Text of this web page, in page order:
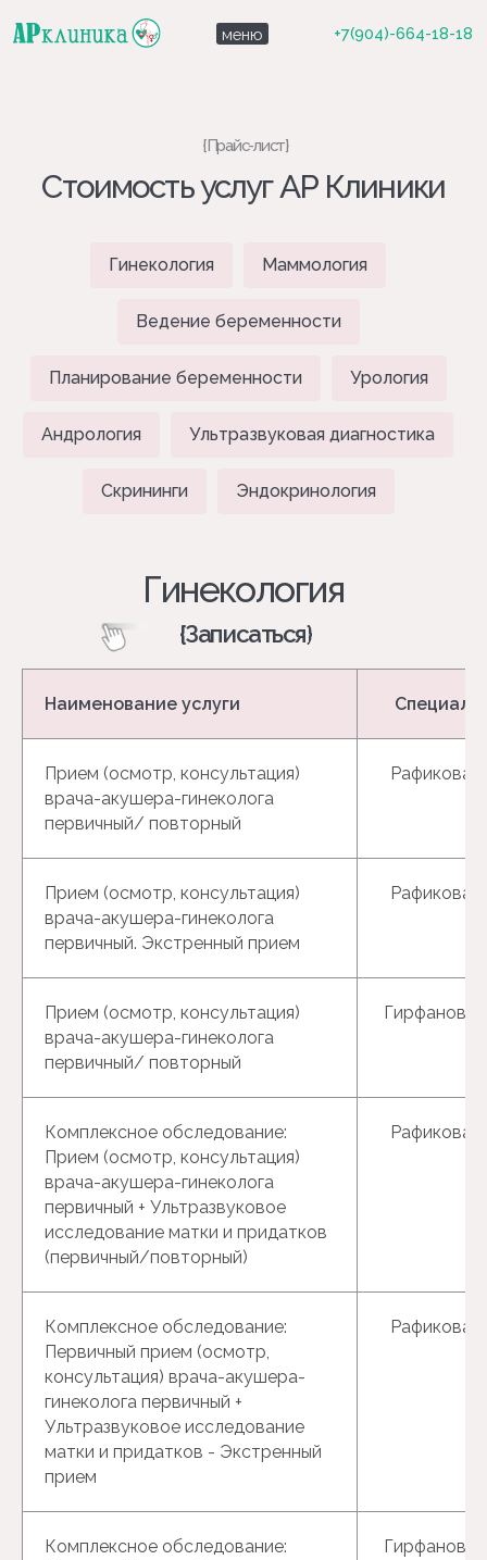
+7(904)-664-18-18
Стоимость услуг АР Клиники
Гинекология Маммология
Ведение беременности
Планирование беременности Урология
Андрология Ультразвуковая диагностика
Скрининги Эндокринология
Гинекология
Наименование услуги
Прием (осмотр, консультация)
врача-акушера-гинеколога
первичный/ повторный
Рафикова
Прием (осмотр, консультация)
врача-акушера-гинеколога
первичный. Экстренный прием
Рафикова
Прием (осмотр, консультация)
врача-акушера-гинеколога
первичный/ повторный
Гирфанова
Комплексное обследование:
Прием (осмотр, консультация)
врача-акушера-гинеколога
первичный + Ультразвуковое
исследование матки и придатков
(первичный/повторный)
Рафикова
Комплексное обследование:
Первичный прием (осмотр,
консультация) врача-акушера-
гинеколога первичный +
Ультразвуковое исследование
матки и придатков - Экстренный
прием
Рафикова
Комплексное обследование:
Гирфанова